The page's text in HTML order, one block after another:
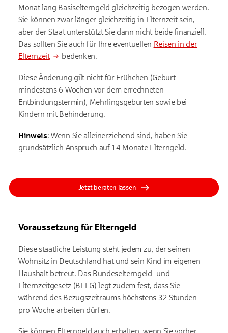
Monat lang Basiselterngeld gleichzeitig bezogen werden.
Sie können zwar länger gleichzeitig in Elternzeit sein,
aber der Staat unterstützt Sie dann nicht beide finanziell.
Das sollten Sie auch für Ihre eventuellen Reisen in der
Elternzeit
bedenken.
Diese Änderung gilt nicht für Frühchen (Geburt
mindestens 6 Wochen vor dem errechneten
Entbindungstermin), Mehrlingsgeburten sowie bei
Kindern mit Behinderung.
Hinweis: Wenn Sie alleinerziehend sind, haben Sie
grundsätzlich Anspruch auf 14 Monate Elterngeld.
Jetzt beraten lassen
Voraussetzung für Elterngeld
Diese staatliche Leistung steht jedem zu, der seinen
Wohnsitz in Deutschland hat und sein Kind im eigenen
Haushalt betreut. Das Bundeselterngeld- und
Elternzeitgesetz (BEEG) legt zudem fest, dass Sie
während des Bezugszeitraums höchstens 32 Stunden
pro Woche arbeiten dürfen.
Sie können Elterngeld auch erhalten, wenn Sie vorher